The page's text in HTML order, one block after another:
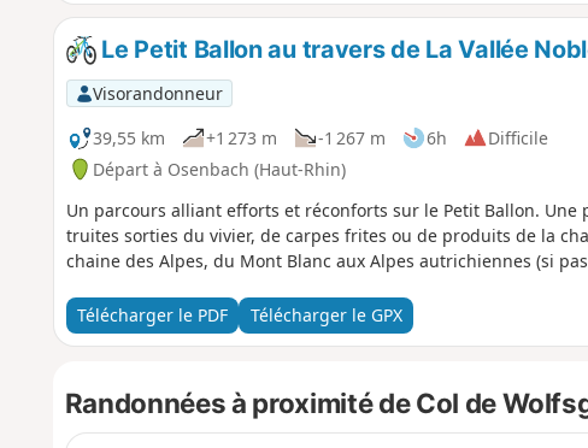
Le Petit Ballon au travers de La Vallée
Visorandonneur
39,55 km
+1 273 m -1 267 m 6h
Difficile
Départ à Osenbach (Haut-Rhin)
Un parcours alliant efforts et réconforts sur le Petit Ballon.
truites sorties du vivier, de carpes frites ou de produits de la
chaine des Alpes, du Mont Blanc aux Alpes autrichiennes (si
Télécharger le PDF Télécharger le GPX
Randonnées à proximité de Col de